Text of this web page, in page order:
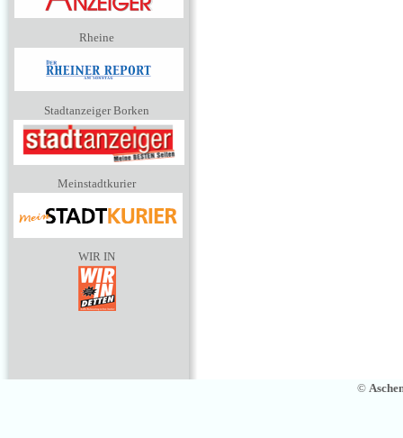
Rheine
Stadtanzeiger Borken
Meinstadtkurier
WIR IN
©